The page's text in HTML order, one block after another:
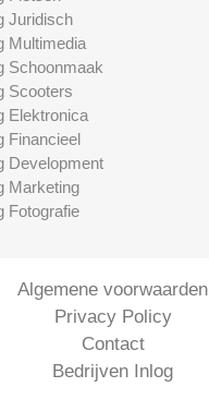
Juridisch
Multimedia
Schoonmaak
Scooters
Elektronica
Financieel
Development
Marketing
Fotografie
Algemene voorwaarden
Privacy Policy
Contact
Bedrijven Inlog